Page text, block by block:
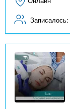
Записалось: